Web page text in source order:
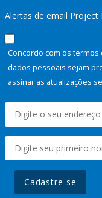
Alertas de email Project
Concordo com os
dados pessoais sejam
assinar as atualizações
Cadastre-se